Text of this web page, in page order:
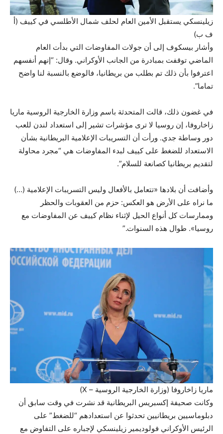
زيلينسكي يستقبل الأمين العام لحلف شمال الأطلسي في كييف (أ
ف ب)
وأشار بيسكوف إلى أن جولات المفاوضات التي بدأت العام
الماضي توقفت بمبادرة من الجانب الأوكراني. وقال: “إنهم أنفسهم
اعترفوا بأن ذلك تم بطلب من بريطانيا، فالوضع بالنسبة لنا واضح
تماما”.
في غضون ذلك، قالت المتحدثة باسم وزارة الخارجية الروسية ماريا
زاخاروفا، إن روسيا لا ترى مؤشرات تشير إلى استعداد لندن للعب
دور وساطة جدي. ورأت أن التسريبات الإعلامية البريطانية بشأن
الاستعداد للضغط على كييف لبدء المفاوضات هي “مجرد محاولة
لتقديم بريطانيا كصانعة للسلام”.
وأضافت أن بلادها «تتعامل بالأفعال وليس التسريبات الإعلامية (…)
ما نراه على الأرض هو العكس: حزم من العقوبات والحظر
وممارسات كل أنواع الحيل لإثناء نظام كييف عن المفاوضات مع
روسيا». طوال هذه السنوات.”
ماريا زاخاروفا (وزارة الخارجية الروسية – X)
وكانت صحيفة إكسبريس البريطانية قد نشرت في وقت سابق أن
دبلوماسيين بريطانيين تحدثوا عن استعدادهم “للضغط” على
الرئيس الأوكراني فولوديمير زيلينسكي لإجباره على التفاوض مع